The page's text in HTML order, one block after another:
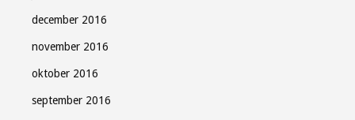
december 2016
november 2016
oktober 2016
september 2016